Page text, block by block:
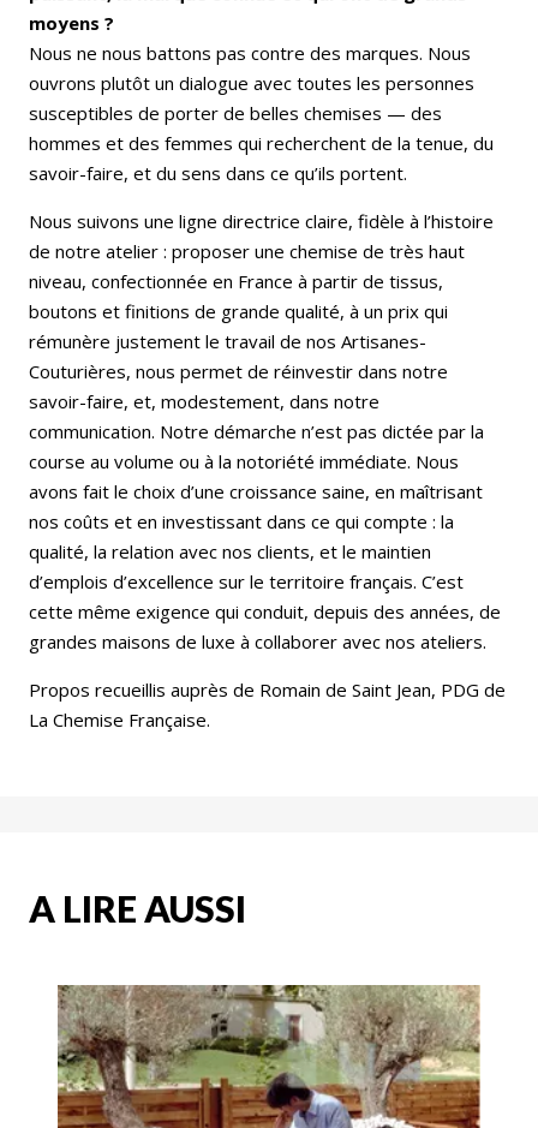
moyens ?
Nous ne nous battons pas contre des marques. Nous
ouvrons plutôt un dialogue avec toutes les personnes
susceptibles de porter de belles chemises — des
hommes et des femmes qui recherchent de la tenue, du
savoir-faire, et du sens dans ce qu’ils portent.
Nous suivons une ligne directrice claire, fidèle à l’histoire
de notre atelier : proposer une chemise de très haut
niveau, confectionnée en France à partir de tissus,
boutons et finitions de grande qualité, à un prix qui
rémunère justement le travail de nos Artisanes-
Couturières, nous permet de réinvestir dans notre
savoir-faire, et, modestement, dans notre
communication. Notre démarche n’est pas dictée par la
course au volume ou à la notoriété immédiate. Nous
avons fait le choix d’une croissance saine, en maîtrisant
nos coûts et en investissant dans ce qui compte : la
qualité, la relation avec nos clients, et le maintien
d’emplois d’excellence sur le territoire français. C’est
cette même exigence qui conduit, depuis des années, de
grandes maisons de luxe à collaborer avec nos ateliers.
Propos recueillis auprès de Romain de Saint Jean, PDG de
La Chemise Française.
A LIRE AUSSI